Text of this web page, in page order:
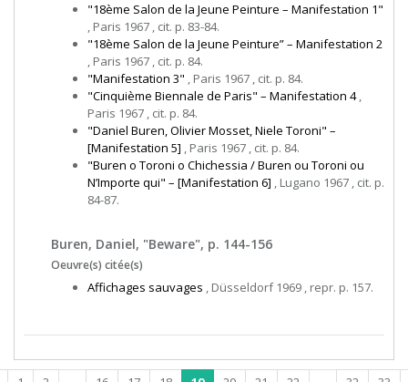
"18ème Salon de la Jeune Peinture – Manifestation 1"
, Paris 1967 , cit. p. 83-84.
"18ème Salon de la Jeune Peinture” – Manifestation 2
, Paris 1967 , cit. p. 84.
"Manifestation 3" , Paris 1967 , cit. p. 84.
"Cinquième Biennale de Paris" – Manifestation 4,
Paris 1967 , cit. p. 84.
"Daniel Buren, Olivier Mosset, Niele Toroni" –
[Manifestation 5] , Paris 1967 , cit. p. 84.
"Buren o Toroni o Chichessia / Buren ou Toroni ou
N’Importe qui" – [Manifestation 6] , Lugano 1967 , cit. p.
84-87.
Buren, Daniel, "Beware", p. 144-156
Oeuvre(s) citée(s)
Affichages sauvages , Düsseldorf 1969 , repr. p. 157.